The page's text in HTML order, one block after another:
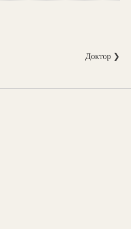
Доктор ❯